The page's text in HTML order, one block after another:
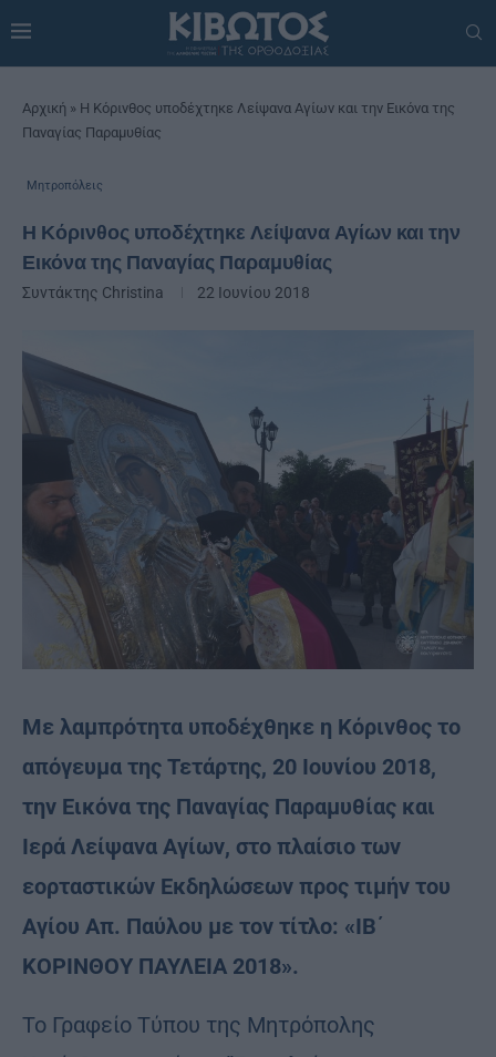
Αρχική » Η Κόρινθος υποδέχτηκε Λείψανα Αγίων και την Εικόνα της
Παναγίας Παραμυθίας
Μητροπόλεις
Η Κόρινθος υποδέχτηκε Λείψανα Αγίων και την
Εικόνα της Παναγίας Παραμυθίας
Συντάκτης Christina 22 Ιουνίου 2018
Με λαμπρότητα υποδέχθηκε η Κόρινθος το
απόγευμα της Τετάρτης, 20 Ιουνίου 2018,
την Εικόνα της Παναγίας Παραμυθίας και
Ιερά Λείψανα Αγίων, στο πλαίσιο των
εορταστικών Εκδηλώσεων προς τιμήν του
Αγίου Απ. Παύλου με τον τίτλο: «ΙΒ΄
ΚΟΡΙΝΘΟΥ ΠΑΥΛΕΙΑ 2018».
Το Γραφείο Τύπου της Μητρόπολης